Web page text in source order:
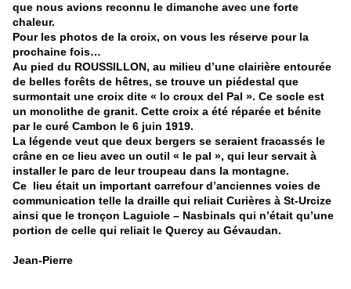
que nous avions reconnu le dimanche avec une forte
chaleur.
Pour les photos de la croix, on vous les réserve pour la
prochaine fois…
Au pied du ROUSSILLON, au milieu d’une clairière entourée
de belles forêts de hêtres, se trouve un piédestal que
surmontait une croix dite « lo croux del Pal ». Ce socle est
un monolithe de granit. Cette croix a été réparée et bénite
par le curé Cambon le 6 juin 1919.
La légende veut que deux bergers se seraient fracassés le
crâne en ce lieu avec un outil « le pal », qui leur servait à
installer le parc de leur troupeau dans la montagne.
Ce lieu était un important carrefour d’anciennes voies de
communication telle la draille qui reliait Curières à St-Urcize
ainsi que le tronçon Laguiole – Nasbinals qui n’était qu’une
portion de celle qui reliait le Quercy au Gévaudan.
Jean-Pierre